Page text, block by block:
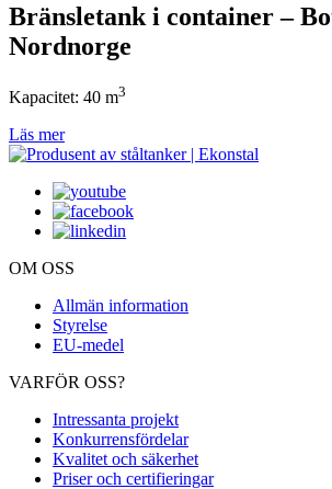
Bränsletank i container –
Nordnorge
Kapacitet: 40 m3
Läs mer
OM OSS
Allmän information
Styrelse
EU-medel
VARFÖR OSS?
Intressanta projekt
Konkurrensfördelar
Kvalitet och säkerhet
Priser och certifieringar